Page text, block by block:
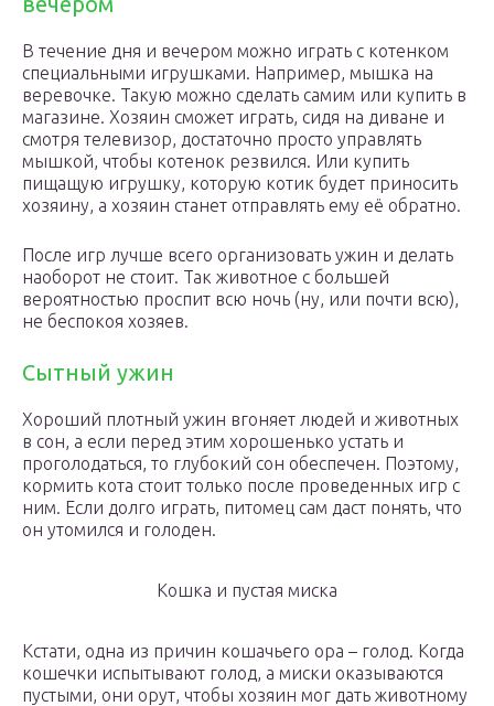
В течение дня и вечером можно играть с котенком
специальными игрушками. Например, мышка на
веревочке. Такую можно сделать самим или купить в
магазине. Хозяин сможет играть, сидя на диване и
смотря телевизор, достаточно просто управлять
мышкой, чтобы котенок резвился. Или купить
пищащую игрушку, которую котик будет приносить
хозяину, а хозяин станет отправлять ему её обратно.
После игр лучше всего организовать ужин и делать
наоборот не стоит. Так животное с большей
вероятностью проспит всю ночь (ну, или почти всю),
не беспокоя хозяев.
Сытный ужин
Хороший плотный ужин вгоняет людей и животных
в сон, а если перед этим хорошенько устать и
проголодаться, то глубокий сон обеспечен. Поэтому,
кормить кота стоит только после проведенных игр с
ним. Если долго играть, питомец сам даст понять, что
он утомился и голоден.
Кошка и пустая миска
Кстати, одна из причин кошачьего ора – голод. Когда
кошечки испытывают голод, а миски оказываются
пустыми, они орут, чтобы хозяин мог дать животному